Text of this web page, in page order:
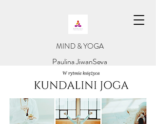
​MIND & YOGA
​Paulina JiwanSeva